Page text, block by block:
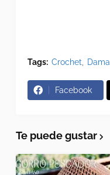
Tags: Crochet Dama
Facebook
Te puede gustar